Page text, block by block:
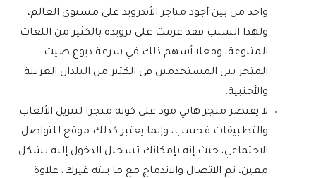
واحد من بين أجود متاجر الأندرويد على مستوى العالم،
ولهذا السبب فقد عزمت على تزويده بالكثير من اللغات
المتنوعة، وفعلا أسهم ذلك في سرعة ذيوع صيت
المتجر بين المستخدمين في الكثير من البلدان العربية
والأجنبية.
لا يقتصر متجر هابي مود على كونه متجرا لتنزيل الألعاب
والتطبيقات فحسب، وإنما يعتبر كذلك موقع للتواصل
الاجتماعي، حيث إنه بإمكانك تسجيل الدخول إليه بشكل
معين، ثم الاتصال والاندماج مع ما يبثه غيرك، علاوة